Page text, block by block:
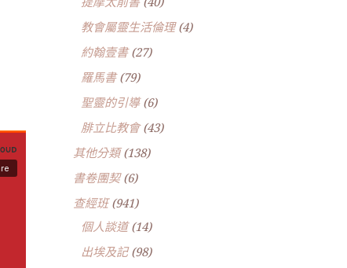
教會屬靈生活倫理(4)
約翰壹書(27)
羅馬書(79)
聖靈的引導(6)
腓立比教會(43)
其他分類(138)
書卷團契(6)
查經班(941)
個人談道(14)
出埃及記(98)